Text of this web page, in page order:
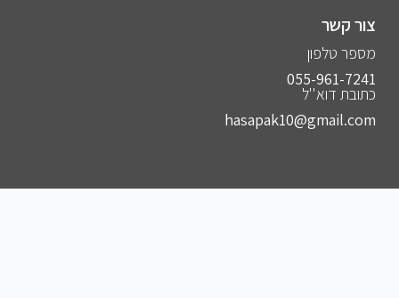
צור קשר
מספר טלפון
055-961-7241⁩
כתובת דוא''ל
hasapak10@gmail.com